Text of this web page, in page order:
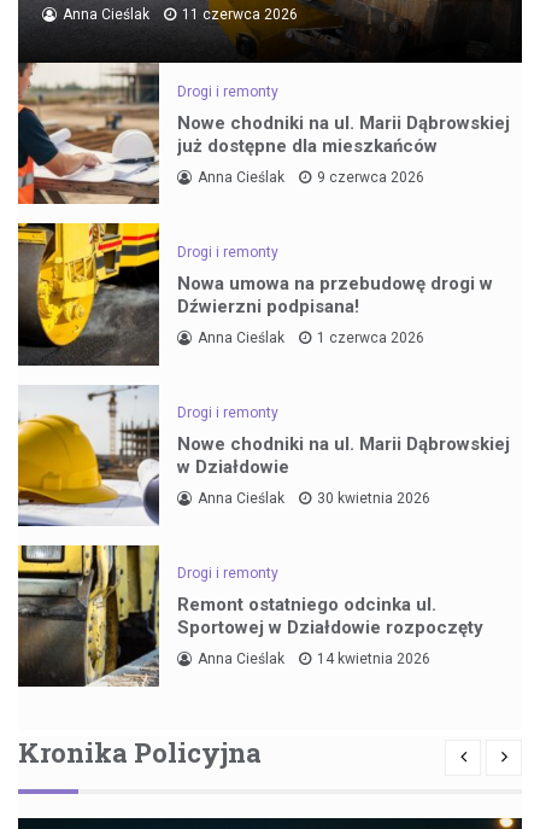
Anna Cieślak 11 czerwca 2026
Drogi i remonty
Nowe chodniki na ul. Marii Dąbrowskiej
już dostępne dla mieszkańców
Anna Cieślak 9 czerwca 2026
Drogi i remonty
Nowa umowa na przebudowę drogi w
Dźwierzni podpisana!
Anna Cieślak 1 czerwca 2026
Drogi i remonty
Nowe chodniki na ul. Marii Dąbrowskiej
w Działdowie
Anna Cieślak 30 kwietnia 2026
Drogi i remonty
Remont ostatniego odcinka ul.
Sportowej w Działdowie rozpoczęty
Anna Cieślak 14 kwietnia 2026
Kronika Policyjna